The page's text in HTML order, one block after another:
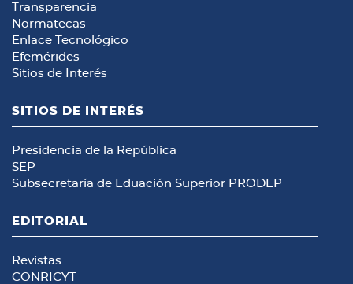
Transparencia
Normatecas
Enlace Tecnológico
Efemérides
Sitios de Interés
SITIOS DE INTERÉS
Presidencia de la República
SEP
Subsecretaría de Eduación Superior PRODEP
EDITORIAL
Revistas
CONRICYT